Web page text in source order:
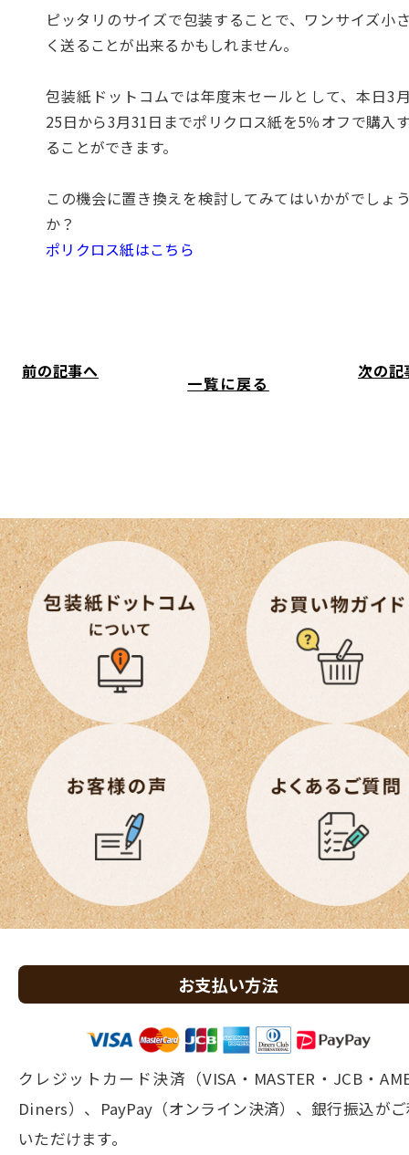
ピッタリのサイズで包装することで、ワンサイズ小
く送ることが出来るかもしれません。
包装紙ドットコムでは年度末セールとして、本日3
25日から3月31日までポリクロス紙を5％オフで購入
ることができます。
この機会に置き換えを検討してみてはいかがでしょ
か？
ポリクロス紙はこちら
前の記事へ 次の記
一覧に戻る
お支払い方法
クレジットカード決済（VISA・MASTER・JCB・
Diners）、PayPay（オンライン決済）、銀行振込が
いただけます。